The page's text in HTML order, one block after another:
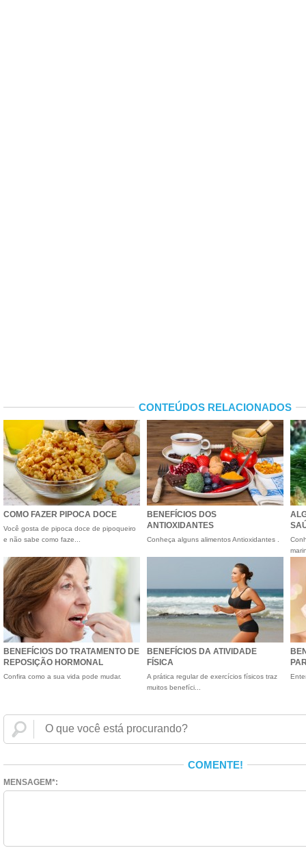
CONTEÚDOS RELACIONADOS
COMO FAZER PIPOCA DOCE
Você gosta de pipoca doce de pipoqueiro
e não sabe como faze...
BENEFÍCIOS DOS
ANTIOXIDANTES
Conheça alguns alimentos Antioxidantes .
BENEFÍCIOS DO TRATAMENTO DE
REPOSIÇÃO HORMONAL
Confira como a sua vida pode mudar.
BENEFÍCIOS DA ATIVIDADE
FÍSICA
A prática regular de exercícios físicos traz
muitos benefíci...
COMENTE!
MENSAGEM*: